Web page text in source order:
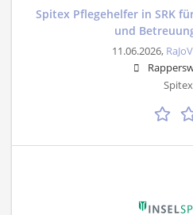
Spitex Pflegehelfer in SRK
und
11.06.2026,
Spitex